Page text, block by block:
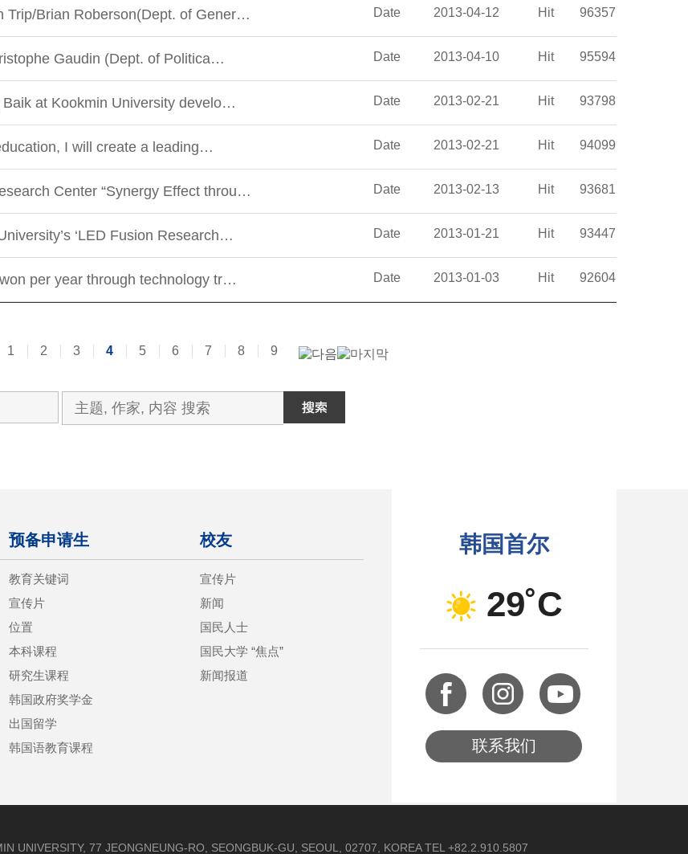
Trip/Brian Roberson(Dept. of Gener… Date 2013-04-12 Hit 96357
Gaudin (Dept. of Politica… Date 2013-04-10 Hit 95594
at Kookmin University develo… Date 2013-02-21 Hit 93798
I will create a leading… Date 2013-02-21 Hit 94099
Center “Synergy Effect throu… Date 2013-02-13 Hit 93681
‘LED Fusion Research… Date 2013-01-21 Hit 93447
per year through technology tr… Date 2013-01-03 Hit 92604
1 2 3 4 5 6 7 8 9
预备申请生
教育关键词
宣传片
位置
本科课程
研究生课程
韩国政府奖学金
出国留学
韩国语教育课程
校友
宣传片
新闻
国民人士
国民大学 “焦点”
新闻报道
韩国首尔
29˚C
联系我们
UNIVERSITY, 77 JEONGNEUNG-RO, SEONGBUK-GU, SEOUL, 02707, KOREA TEL +82.2.910.5807